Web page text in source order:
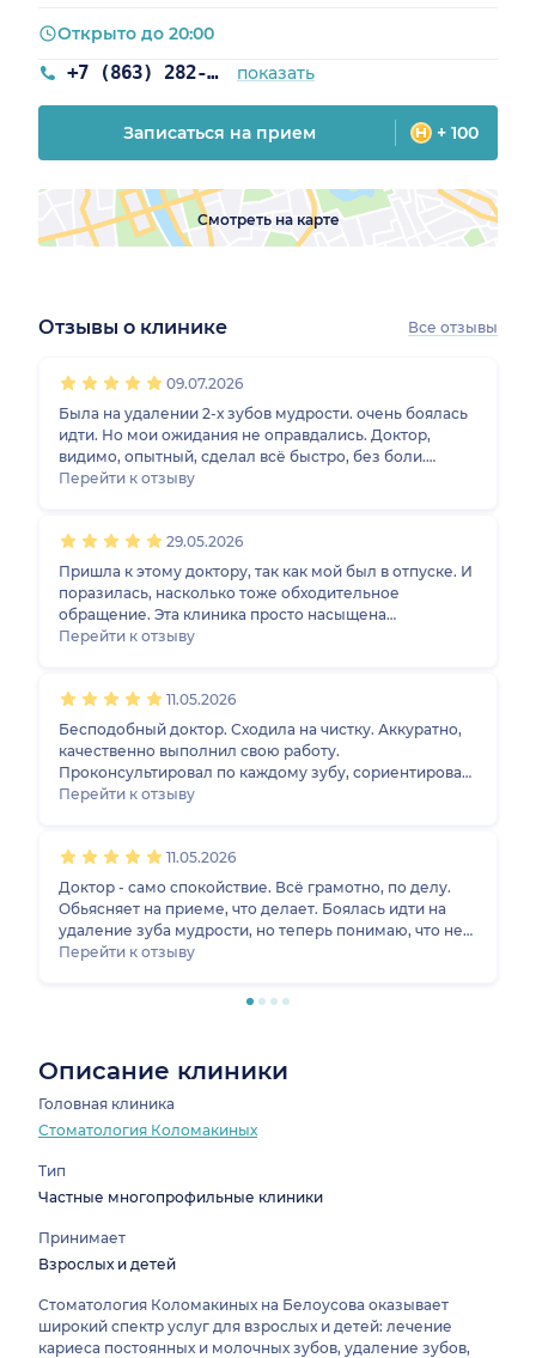
+7 (863) 282-94-28 показать
Открыто до 20:00
Записаться на прием + 100
Смотреть на карте
Отзывы о клинике Все отзывы
09.07.2026
Была на удалении 2-х зубов мудрости. очень боялась
идти. Но мои ожидания не оправдались. Доктор,
видимо, опытный, сделал всё быстро, без боли.
Только села в кресло - уже нужно было вставать. Дали
Перейти к отзыву
29.05.2026
Пришла к этому доктору, так как мой был в отпуске. И
поразилась, насколько тоже обходительное
обращение. Эта клиника просто насыщена
профессионалами своего дела, приветливыми и
стоматита, рассказал, чем мазать и полоскать и
отправил на сдачу соскоба. Я довольна, надеюсь, что
по результатам лечения всё будет хорошо)
Перейти к отзыву
11.05.2026
Бесподобный доктор. Сходила на чистку. Аккуратно,
качественно выполнил свою работу.
Проконсультировал по каждому зубу, сориентировал
по цене, выписал план лечения, которого нужно
5900 рублей, но повторная чистка через полгода
будет дешевле
Перейти к отзыву
11.05.2026
Доктор - само спокойствие. Всё грамотно, по делу.
Обьясняет на приеме, что делает. Боялась идти на
удаление зуба мудрости, но теперь понимаю, что не
так это и страшно, когда ты в руках такого
к терапевту на чистку и дал памятку, что нужно делать
Перейти к отзыву
Описание клиники
Головная клиника
Стоматология Коломакиных
Тип
Частные многопрофильные клиники
Принимает
Взрослых и детей
Стоматология Коломакиных на Белоусова оказывает
широкий спектр услуг для взрослых и детей: лечение
кариеса постоянных и молочных зубов, удаление зубов,